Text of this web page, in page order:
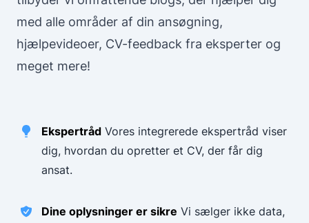
med alle områder af din ansøgning,
hjælpevideoer, CV-feedback fra eksperter og
meget mere!
Ekspertråd Vores integrerede ekspertråd viser
dig, hvordan du opretter et CV, der får dig
ansat.
Dine oplysninger er sikre Vi sælger ikke data,